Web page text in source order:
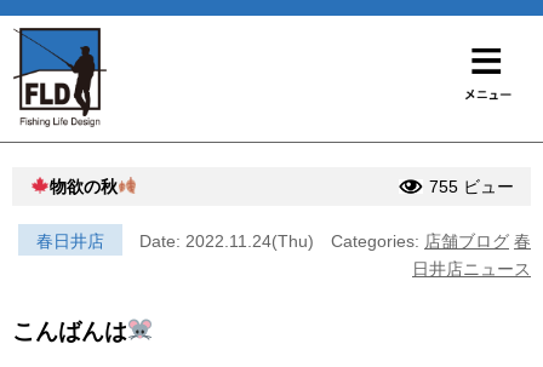
物欲の秋 755 ビュー
春日井店 Date: 2022.11.24(Thu) Categories: 店舗ブログ 春
日井店ニュース
こんばんは